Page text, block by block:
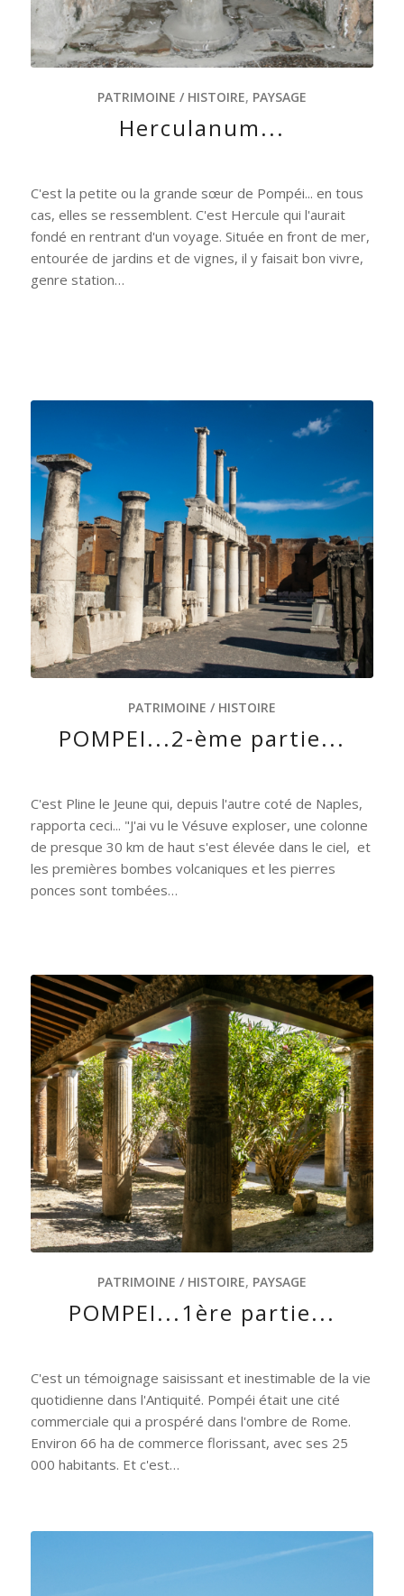
PATRIMOINE / HISTOIRE, PAYSAGE
Herculanum...
C'est la petite ou la grande sœur de Pompéi... en tous
cas, elles se ressemblent. C'est Hercule qui l'aurait
fondé en rentrant d'un voyage. Située en front de mer,
entourée de jardins et de vignes, il y faisait bon vivre,
genre station…
PATRIMOINE / HISTOIRE
POMPEI...2-ème partie...
C'est Pline le Jeune qui, depuis l'autre coté de Naples,
rapporta ceci... "J'ai vu le Vésuve exploser, une colonne
de presque 30 km de haut s'est élevée dans le ciel, et
les premières bombes volcaniques et les pierres
ponces sont tombées…
PATRIMOINE / HISTOIRE, PAYSAGE
POMPEI...1ère partie...
C'est un témoignage saisissant et inestimable de la vie
quotidienne dans l'Antiquité. Pompéi était une cité
commerciale qui a prospéré dans l'ombre de Rome.
Environ 66 ha de commerce florissant, avec ses 25
000 habitants. Et c'est…